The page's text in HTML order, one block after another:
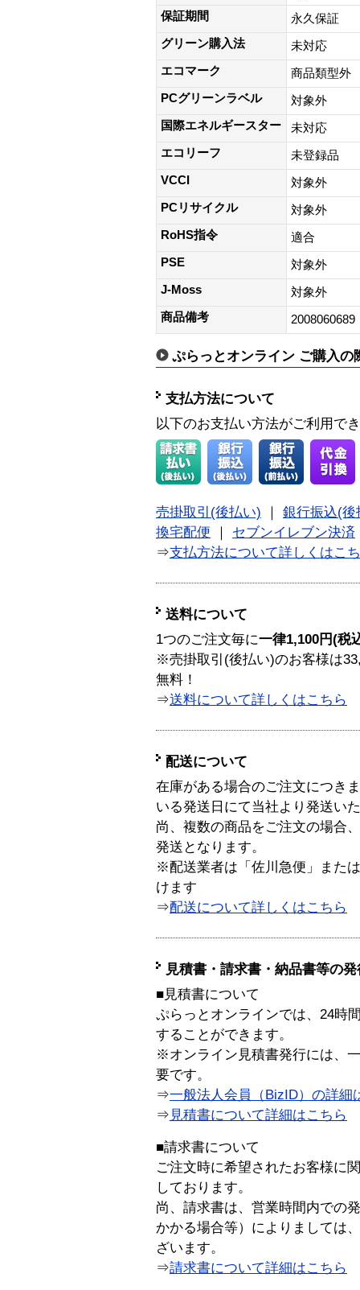
保証期間
永久保証
グリーン購入法
未対応
エコマーク
商品類型外
PCグリーンラベル
対象外
国際エネルギースター
未対応
エコリーフ
未登録品
VCCI
対象外
PCリサイクル
対象外
RoHS指令
適合
PSE
対象外
J-Moss
対象外
商品備考
2008060689
ぷらっとオンライン ご購入の
支払方法について
以下のお支払い方法がご利用で
売掛取引(後払い)
銀行振込(後
換宅配便
セブンイレブン決済
⇒支払方法について詳しくはこ
送料について
1つのご注文毎に一律1,100円(税
※売掛取引(後払い)のお客様は
無料！
⇒送料について詳しくはこちら
配送について
在庫がある場合のご注文につき
いる発送日にて当社より発送い
尚、複数の商品をご注文の場合
発送となります。
※配送業者は「佐川急便」また
けます
⇒配送について詳しくはこちら
見積書・請求書・納品書等の
■見積書について
ぷらっとオンラインでは、24時
することができます。
※オンライン見積書発行には、
要です。
⇒一般法人会員（BizID）の詳細
⇒ 見積書について詳細はこちら
■請求書について
ご注文時に希望されたお客様に
しております。
尚、請求書は、営業時間内での
かかる場合等）によりましては
ざいます。
⇒請求書について詳細はこちら